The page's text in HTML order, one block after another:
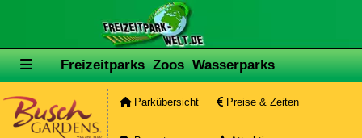
Freizeitparks Zoos Wasserparks
Parkübersicht Preise & Zeiten